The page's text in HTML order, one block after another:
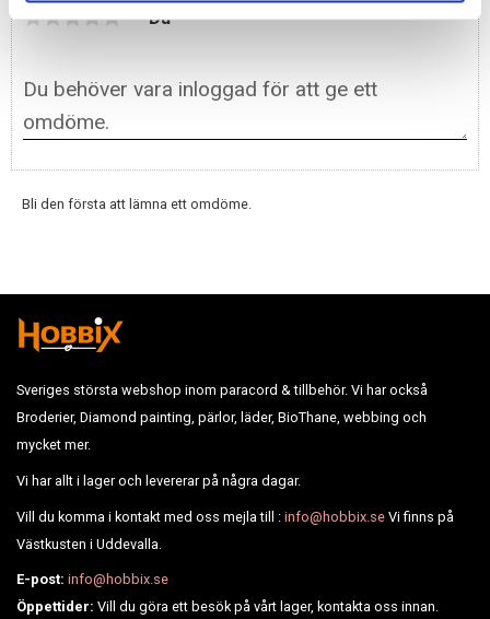
Du
Bli den första att lämna ett omdöme.
Sveriges största webshop inom paracord & tillbehör. Vi har också
Broderier, Diamond painting, pärlor, läder, BioThane, webbing och
mycket mer.
Vi har allt i lager och levererar på några dagar.
Vill du komma i kontakt med oss mejla till :info@hobbix.se Vi finns på
Västkusten i Uddevalla.
E-post: info@hobbix.se
Öppettider: Vill du göra ett besök på vårt lager, kontakta oss innan.